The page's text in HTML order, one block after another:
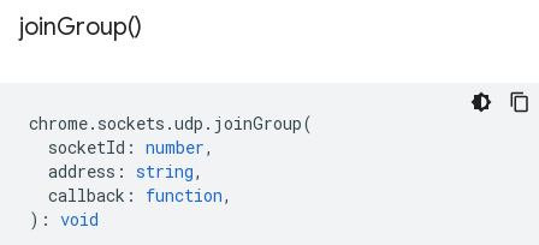
joinGroup()
chrome. sockets .udp . joinGroup(
socketId : number,
address : string,
callback : function,
) : void